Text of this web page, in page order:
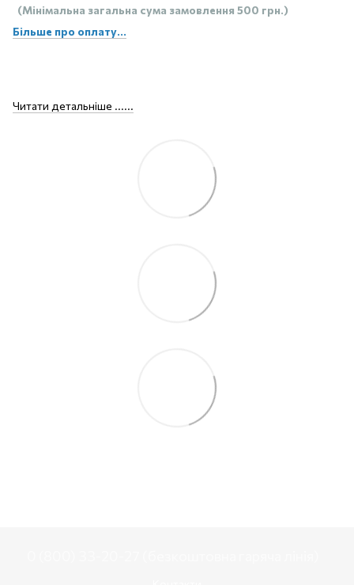
(Мінімальна загальна сума замовлення 500 грн.)
Більше про оплату...
Читати детальніше ......